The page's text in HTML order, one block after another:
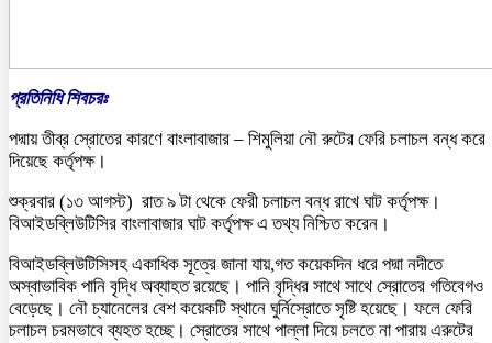
প্রতিনিধি শিবচরঃ
পদ্মায় তীব্র স্রোতের কারণে বাংলাবাজার – শিমুলিয়া নৌ রুটের ফেরি চলাচল বন্ধ করে
দিয়েছে কর্তৃপক্ষ।
শুক্রবার (১৩ আগস্ট) রাত ৯ টা থেকে ফেরী চলাচল বন্ধ রাখে ঘাট কর্তৃপক্ষ।
বিআইডব্লিউটিসির বাংলাবাজার ঘাট কর্তৃপক্ষ এ তথ্য নিশ্চিত করেন।
বিআইডব্লিউটিসিসহ একাধিক সূত্রে জানা যায়,গত কয়েকদিন ধরে পদ্মা নদীতে
অস্বাভাবিক পানি বৃদ্ধি অব্যাহত রয়েছে। পানি বৃদ্ধির সাথে সাথে স্রোতের গতিবেগও
বেড়েছে। নৌ চ্যানেলের বেশ কয়েকটি স্থানে ঘুর্নিস্রোতে সৃষ্টি হয়েছে। ফলে ফেরি
চলাচল চরমভাবে ব্যহত হচ্ছে। স্রোতের সাথে পাল্লা দিয়ে চলতে না পারায় এরুটের